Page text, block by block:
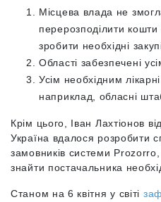
Місцева влада не
перерозподілити
зробити необхідні
Області забезпечені
Усім необхідним
наприклад, обласні
Крім цього, Іван Лахтіонов
Україна вдалося розробити
замовників системи
знайти постачальника
Станом на 6 квітня у світі